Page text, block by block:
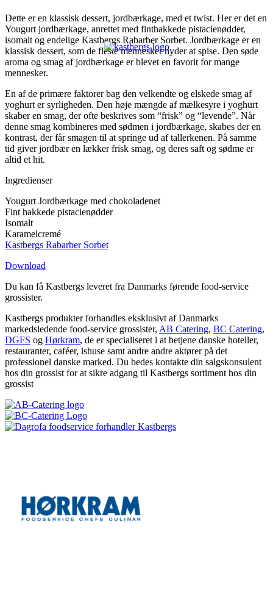
Dette er en klassisk dessert, jordbærkage, med et twist. Her er det en
Yougurt jordbærkage, anrettet med finthakkede pistacienødder,
isomalt og endelige Kastbergs Rabarber Sorbet. Jordbærkage er en
klassisk dessert, som de fleste mennesker nyder at spise. Den søde
aroma og smag af jordbærkage er blevet en favorit for mange
mennesker.
En af de primære faktorer bag den velkendte og elskede smag af
yoghurt er syrligheden. Den høje mængde af mælkesyre i yoghurt
skaber en smag, der ofte beskrives som “frisk” og “levende”. Når
denne smag kombineres med sødmen i jordbærkage, skabes der en
kontrast, der får smagen til at springe ud af tallerkenen. På samme
tid giver jordbær en lækker frisk smag, og deres saft og sødme er
altid et hit.
Ingredienser
Yougurt Jordbærkage med chokoladenet
Fint hakkede pistacienødder
Isomalt
Karamelcremé
Kastbergs Rabarber Sorbet
Download
Du kan få Kastbergs leveret fra Danmarks førende food-service
grossister.
Kastbergs produkter forhandles eksklusivt af Danmarks
markedsledende food-service grossister, AB Catering, BC Catering,
DGFS og Hørkram, de er specialiseret i at betjene danske hoteller,
restauranter, caféer, ishuse samt andre andre aktører på det
professionel danske marked. Du bedes kontakte din salgskonsulent
hos din grossist for at sikre adgang til Kastbergs sortiment hos din
grossist